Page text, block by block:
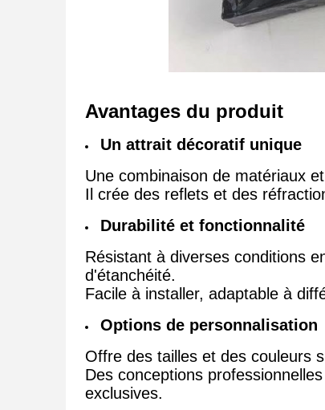
Avantages du produit
Un attrait décoratif unique
Une combinaison de matériaux
Il crée des reflets et des
Durabilité et fonctionnalité
Résistant à diverses conditions
d'étanchéité.
Facile à installer, adaptable à
Options de personnalisation
Offre des tailles et des couleurs
Des conceptions
exclusives.